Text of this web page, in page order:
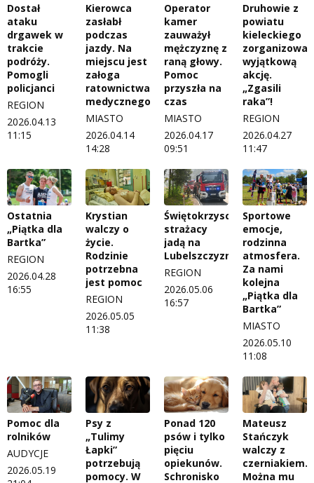
Dostał
ataku
drgawek w
trakcie
podróży.
Pomogli
policjanci
REGION
2026.04.13
11:15
Kierowca
zasłabł
podczas
jazdy. Na
miejscu jest
załoga
ratownictwa
medycznego
MIASTO
2026.04.14
14:28
Operator
kamer
zauważył
mężczyznę z
raną głowy.
Pomoc
przyszła na
czas
MIASTO
2026.04.17
09:51
Druhowie z
powiatu
kieleckiego
zorganizowali
wyjątkową
akcję.
„Zgasili
raka”!
REGION
2026.04.27
11:47
Ostatnia
„Piątka dla
Bartka”
REGION
2026.04.28
16:55
Krystian
walczy o
życie.
Rodzinie
potrzebna
jest pomoc
REGION
2026.05.05
11:38
Świętokrzyscy
strażacy
jadą na
Lubelszczyznę
REGION
2026.05.06
16:57
Sportowe
emocje,
rodzinna
atmosfera.
Za nami
kolejna
„Piątka dla
Bartka”
MIASTO
2026.05.10
11:08
Pomoc dla
rolników
AUDYCJE
2026.05.19
Psy z
„Tulimy
Łapki”
potrzebują
pomocy. W
Ponad 120
psów i tylko
pięciu
opiekunów.
Schronisko
Mateusz
Stańczyk
walczy z
czerniakiem.
Można mu